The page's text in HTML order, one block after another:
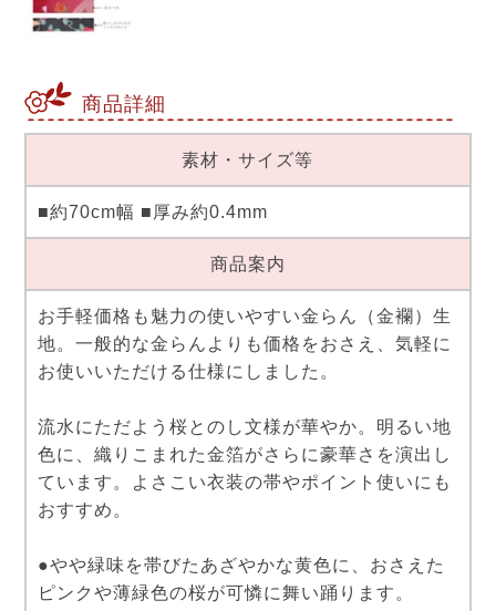
商品詳細
素材・サイズ等
■約70cm幅 ■厚み約0.4mm
商品案内
お手軽価格も魅力の使いやすい金らん（金襴）生
地。一般的な金らんよりも価格をおさえ、気軽に
お使いいただける仕様にしました。
流水にただよう桜とのし文様が華やか。明るい地
色に、織りこまれた金箔がさらに豪華さを演出し
ています。よさこい衣装の帯やポイント使いにも
おすすめ。
●やや緑味を帯びたあざやかな黄色に、おさえた
ピンクや薄緑色の桜が可憐に舞い踊ります。